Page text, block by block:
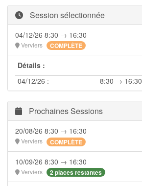
Session sélectionnée
04/12/26 8:30 → 16:30
Verviers COMPLÈTE
Détails :
04/12/26 :
8:30 → 16:30
Prochaines Sessions
20/08/26 8:30 → 16:30
Verviers COMPLÈTE
10/09/26 8:30 → 16:30
Verviers 2 places restantes